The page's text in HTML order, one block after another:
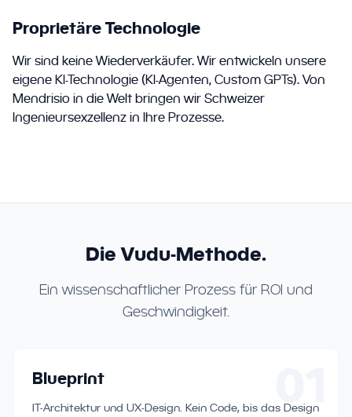
Proprietäre Technologie
Wir sind keine Wiederverkäufer. Wir entwickeln unsere
eigene KI-Technologie (KI-Agenten, Custom GPTs). Von
Mendrisio in die Welt bringen wir Schweizer
Ingenieursexzellenz in Ihre Prozesse.
Die Vudu-Methode.
Ein wissenschaftlicher Prozess für ROI und
Geschwindigkeit.
Blueprint
IT-Architektur und UX-Design. Kein Code, bis das Design